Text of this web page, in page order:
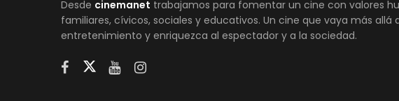
Desde cinemanet trabajamos para fomentar un cine con valores
familiares, cívicos, sociales y educativos. Un cine que vaya más allá
entretenimiento y enriquezca al espectador y a la sociedad.